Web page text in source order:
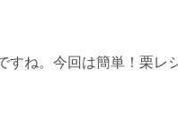
ね。今回は簡単！栗レ